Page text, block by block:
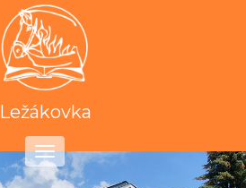
Ležákovka
Toggle